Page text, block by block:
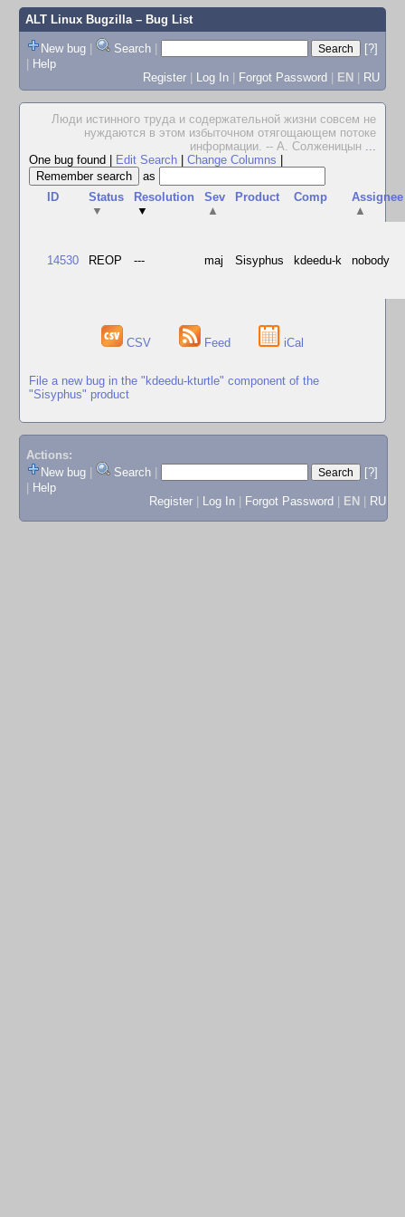
ALT Linux Bugzilla– Bug List
New bug | Search |
[?]
| Help
Register | Log In | Forgot Password | EN | RU
Люди истинного труда и содержательной жизни совсем не
нуждаются в этом избыточном отягощающем потоке
информации. -- А. Солженицын ...
One bug found
Edit Search Change Columns
as
ID
Status
▼
Resolution
▼
Sev
▲
Product Comp
Assignee
▲
14530 REOP --- maj Sisyphus kdeedu-k nobody
CSV Feed iCal
File a new bug in the "kdeedu-kturtle" component of the
"Sisyphus" product
Actions:
New bug
Search
[?]
Help
Register
Log In Forgot Password EN RU